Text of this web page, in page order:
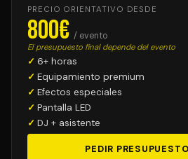
PRECIO ORIENTATIVO DESDE
800€ / evento
El presupuesto final depende del evento
6+ horas
Equipamiento premium
Efectos especiales
Pantalla LED
DJ + asistente
PEDIR